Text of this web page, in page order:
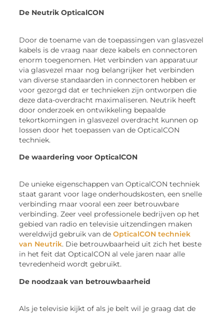
De Neutrik OpticalCON
Door de toename van de toepassingen van glasvezel
kabels is de vraag naar deze kabels en connectoren
enorm toegenomen. Het verbinden van apparatuur
via glasvezel maar nog belangrijker het verbinden
van diverse standaarden in connectoren hebben er
voor gezorgd dat er technieken zijn ontworpen die
deze data-overdracht maximaliseren. Neutrik heeft
door onderzoek en ontwikkeling bepaalde
tekortkomingen in glasvezel overdracht kunnen op
lossen door het toepassen van de OpticalCON
techniek.
De waardering voor OpticalCON
De unieke eigenschappen van OpticalCON techniek
staat garant voor lage onderhoudskosten, een snelle
verbinding maar vooral een zeer betrouwbare
verbinding. Zeer veel professionele bedrijven op het
gebied van radio en televisie uitzendingen maken
wereldwijd gebruik van de OpticalCON techniek
van Neutrik. Die betrouwbaarheid uit zich het beste
in het feit dat OpticalCON al vele jaren naar alle
tevredenheid wordt gebruikt.
De noodzaak van betrouwbaarheid
Als je televisie kijkt of als je belt wil je graag dat de